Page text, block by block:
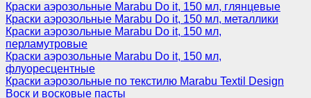
Краски аэрозольные Marabu Do it, 150 мл, глянцевые
Краски аэрозольные Marabu Do it, 150 мл, металлики
Краски аэрозольные Marabu Do it, 150 мл,
перламутровые
Краски аэрозольные Marabu Do it, 150 мл,
флуоресцентные
Краски аэрозольные по текстилю Marabu Textil Design
Воск и восковые пасты